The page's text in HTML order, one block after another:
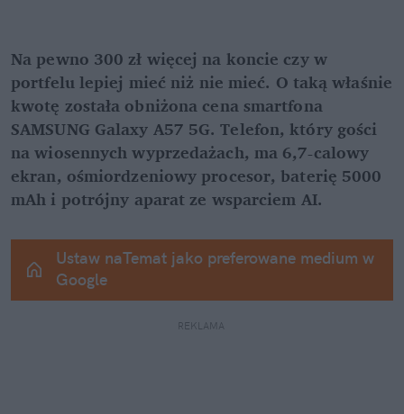
Na pewno 300 zł więcej na koncie czy w
portfelu lepiej mieć niż nie mieć. O taką właśnie
kwotę została obniżona cena smartfona
SAMSUNG Galaxy A57 5G. Telefon, który gości
na wiosennych wyprzedażach, ma 6,7-calowy
ekran, ośmiordzeniowy procesor, baterię 5000
mAh i potrójny aparat ze wsparciem AI.
Ustaw naTemat jako preferowane medium w
Google
REKLAMA